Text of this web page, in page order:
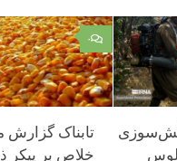
۰
تابناک گزارش
خلاص بر پیکر
آتش‌سوزی